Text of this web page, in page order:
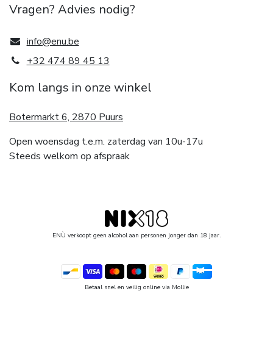
Vragen? Advies nodig?
info@enu.be
+32 474 89 45 13
Kom langs in onze winkel
Botermarkt 6, 2870 Puurs
Open woensdag t.e.m. zaterdag van 10u-17u
Steeds welkom op afspraak
ENÙ verkoopt geen alcohol aan personen jonger dan 18 jaar.
Betaal snel en veilig online via Mollie